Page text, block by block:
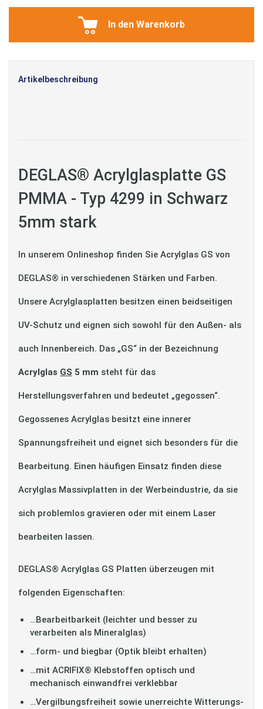
In den Warenkorb
Artikelbeschreibung
DEGLAS® Acrylglasplatte GS
PMMA - Typ 4299 in Schwarz
5mm stark
In unserem Onlineshop finden Sie Acrylglas GS von
DEGLAS® in verschiedenen Stärken und Farben.
Unsere Acrylglasplatten besitzen einen beidseitigen
UV-Schutz und eignen sich sowohl für den Außen- als
auch Innenbereich. Das „GS“ in der Bezeichnung
Acrylglas GS 5 mm steht für das
Herstellungsverfahren und bedeutet „gegossen“.
Gegossenes Acrylglas besitzt eine innerer
Spannungsfreiheit und eignet sich besonders für die
Bearbeitung. Einen häufigen Einsatz finden diese
Acrylglas Massivplatten in der Werbeindustrie, da sie
sich problemlos gravieren oder mit einem Laser
bearbeiten lassen.
DEGLAS® Acrylglas GS Platten überzeugen mit
folgenden Eigenschaften:
…Bearbeitbarkeit (leichter und besser zu
verarbeiten als Mineralglas)
…form- und biegbar (Optik bleibt erhalten)
…mit ACRIFIX® Klebstoffen optisch und
mechanisch einwandfrei verklebbar
…Vergilbungsfreiheit sowie unerreichte Witterungs-